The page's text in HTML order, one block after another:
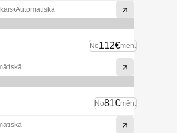
•Automātiskā
No112€mēn.
No81€mēn.